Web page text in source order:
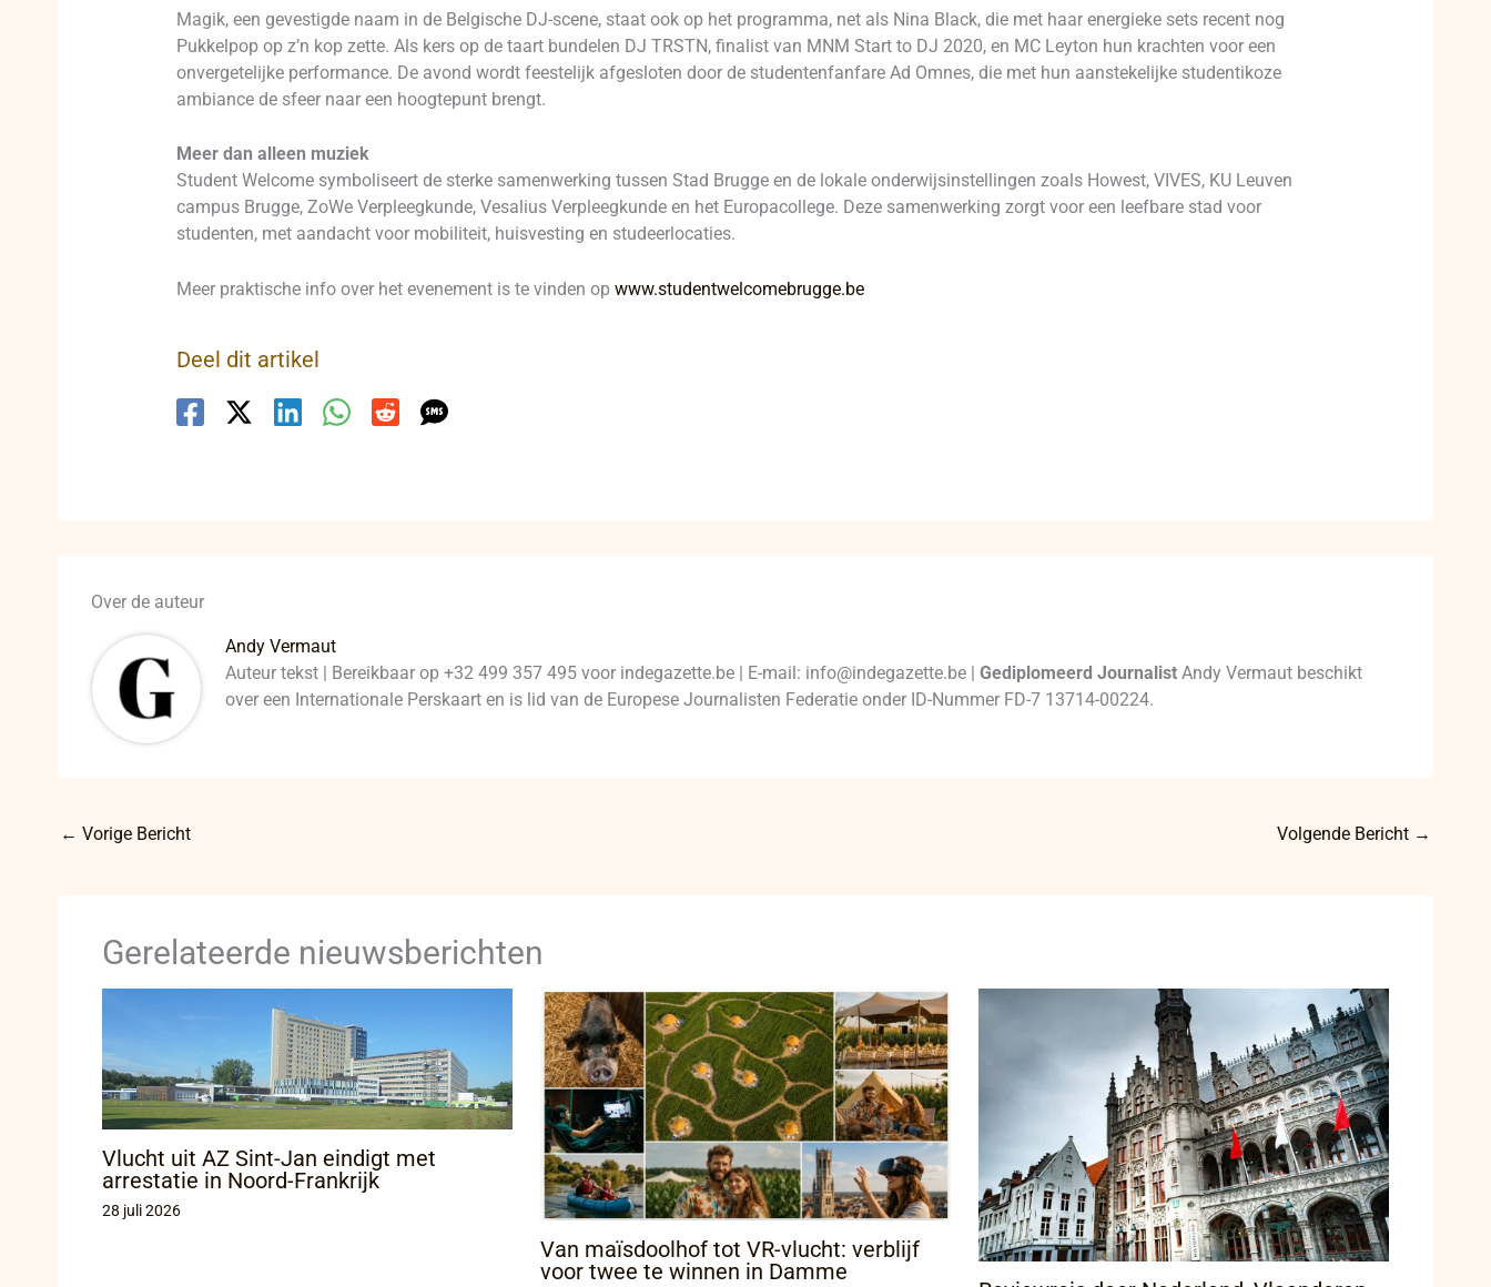
Magik, een gevestigde naam in de Belgische DJ-scene, staat ook op het programma, net als Nina Black, die met haar energieke sets recent nog
Pukkelpop op z’n kop zette. Als kers op de taart bundelen DJ TRSTN, finalist van MNM Start to DJ 2020, en MC Leyton hun krachten voor een
onvergetelijke performance. De avond wordt feestelijk afgesloten door de studentenfanfare Ad Omnes, die met hun aanstekelijke studentikoze
ambiance de sfeer naar een hoogtepunt brengt.
Meer dan alleen muziek
Student Welcome symboliseert de sterke samenwerking tussen Stad Brugge en de lokale onderwijsinstellingen zoals Howest, VIVES, KU Leuven
campus Brugge, ZoWe Verpleegkunde, Vesalius Verpleegkunde en het Europacollege. Deze samenwerking zorgt voor een leefbare stad voor
studenten, met aandacht voor mobiliteit, huisvesting en studeerlocaties.
Meer praktische info over het evenement is te vinden op www.studentwelcomebrugge.be
Deel dit artikel
Over de auteur
Andy Vermaut
Auteur tekst | Bereikbaar op +32 499 357 495 voor indegazette.be | E-mail: info@indegazette.be |Gediplomeerd Journalist Andy Vermaut beschikt
over een Internationale Perskaart en is lid van de Europese Journalisten Federatie onder ID-Nummer FD-7 13714-00224.
← Vorige Bericht Volgende Bericht →
Gerelateerde nieuwsberichten
Vlucht uit AZ Sint-Jan eindigt met
arrestatie in Noord-Frankrijk
28 juli 2026
Van maïsdoolhof tot VR-vlucht: verblijf
voor twee te winnen in Damme